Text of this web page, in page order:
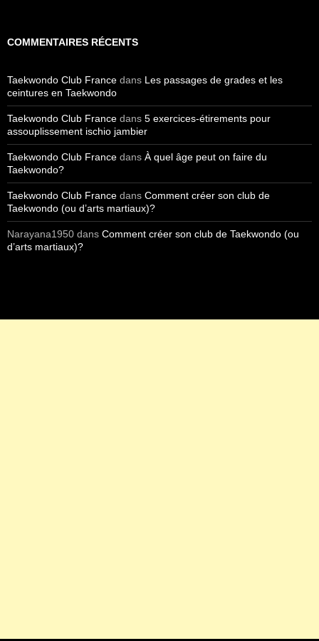
COMMENTAIRES RÉCENTS
Taekwondo Club France dans Les passages de grades et les
ceintures en Taekwondo
Taekwondo Club France dans 5 exercices-étirements pour
assouplissement ischio jambier
Taekwondo Club France dans À quel âge peut on faire du
Taekwondo?
Taekwondo Club France dans Comment créer son club de
Taekwondo (ou d’arts martiaux)?
Narayana1950 dans Comment créer son club de Taekwondo (ou
d’arts martiaux)?